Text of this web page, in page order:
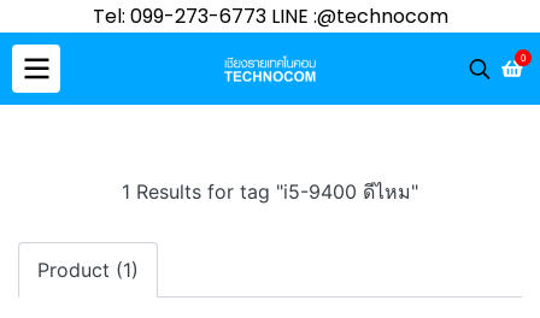
Tel: 099-273-6773 LINE :@technocom
0
1 Results for tag "i5-9400 ดีไหม"
Product (1)